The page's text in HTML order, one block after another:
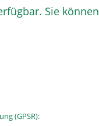
Sie können
(GPSR):